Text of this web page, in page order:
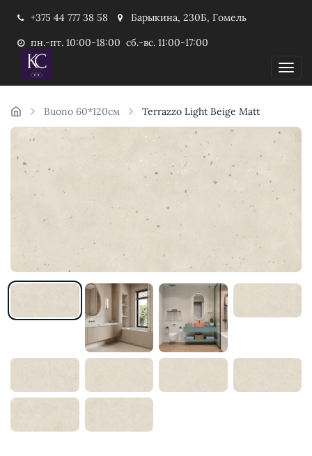
+375 44 777 38 58
Барыкина, 230Б, Гомель
пн.-пт. 10:00-18:00 сб.-вс. 11:00-17:00
Buono 60*120см Terrazzo Light Beige Matt